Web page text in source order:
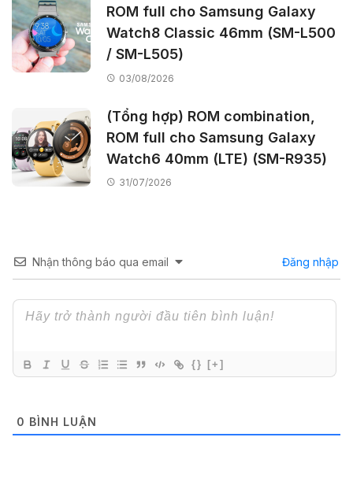
ROM full cho Samsung Galaxy
Watch8 Classic 46mm (SM-L500
/ SM-L505)
03/08/2026
(Tổng hợp) ROM combination,
ROM full cho Samsung Galaxy
Watch6 40mm (LTE) (SM-R935)
31/07/2026
Nhận thông báo qua email Đăng nhập
{} [+]
0 BÌNH LUẬN